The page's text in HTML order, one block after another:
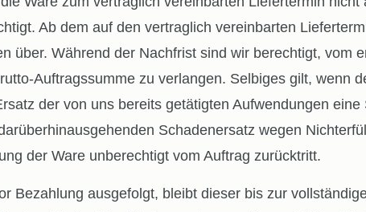
Ab dem auf den vertraglich vereinbarten
über. Während der Nachfrist sind wir berechtigt, vom
Auftragssumme zu verlangen. Selbiges gilt, wenn
der von uns bereits getätigten Aufwendungen
Schadenersatz wegen
der Ware unberechtigt vom Auftrag zurücktritt.
Bezahlung ausgefolgt, bleibt dieser bis zur